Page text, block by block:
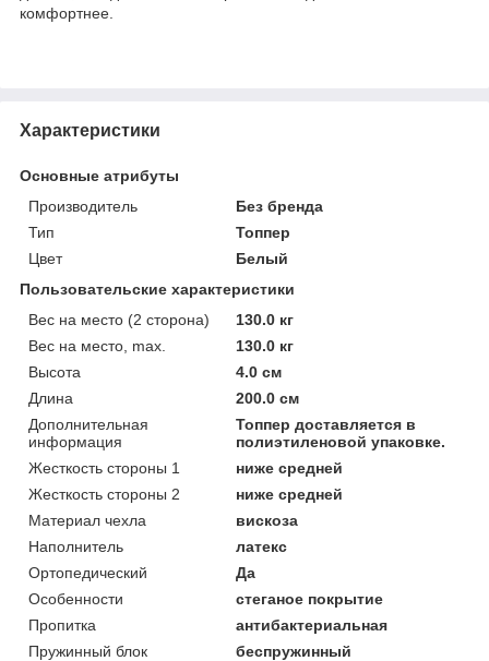
комфортнее.
Характеристики
Основные атрибуты
Производитель
Без бренда
Тип
Топпер
Цвет
Белый
Пользовательские характеристики
Вес на место (2 сторона)
130.0 кг
Вес на место, max.
130.0 кг
Высота
4.0 см
Длина
200.0 см
Дополнительная
информация
Топпер доставляется в
полиэтиленовой упаковке.
Жесткость стороны 1
ниже средней
Жесткость стороны 2
ниже средней
Материал чехла
вискоза
Наполнитель
латекс
Ортопедический
Да
Особенности
стеганое покрытие
Пропитка
антибактериальная
Пружинный блок
беспружинный